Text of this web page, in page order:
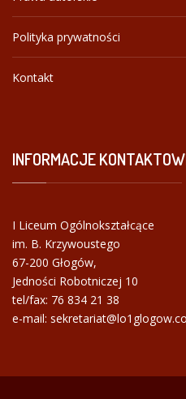
Polityka prywatności
Kontakt
INFORMACJE
I Liceum Ogólnokształcące
im. B. Krzywoustego
67-200 Głogów,
Jedności Robotniczej 10
tel/fax: 76 834 21 38
e-mail: